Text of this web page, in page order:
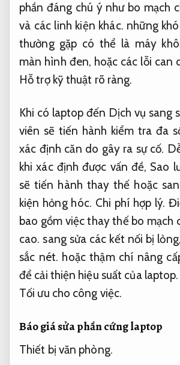
phần đáng chú ý như bo mạch
và các linh kiện khác. những
thường gặp có thể là máy
màn hình đen, hoặc các lỗi can
Hỗ trợ kỹ thuật rõ ràng.
Khi có laptop đến Dịch vụ sang
viên sẽ tiến hành kiểm tra đa
xác định căn do gây ra sự cố.
khi xác định được vấn đề, Sao
sẽ tiến hành thay thế hoặc
kiện hỏng hóc. Chi phí hợp lý.
bao gồm việc thay thế bo mạch
cao. sang sửa các kết nối bị lỏng,
sắc nét. hoặc thậm chí nâng
để cải thiện hiệu suất của laptop.
Tối ưu cho công việc.
Báo giá sửa phần cứng laptop
Thiết bị văn phòng.